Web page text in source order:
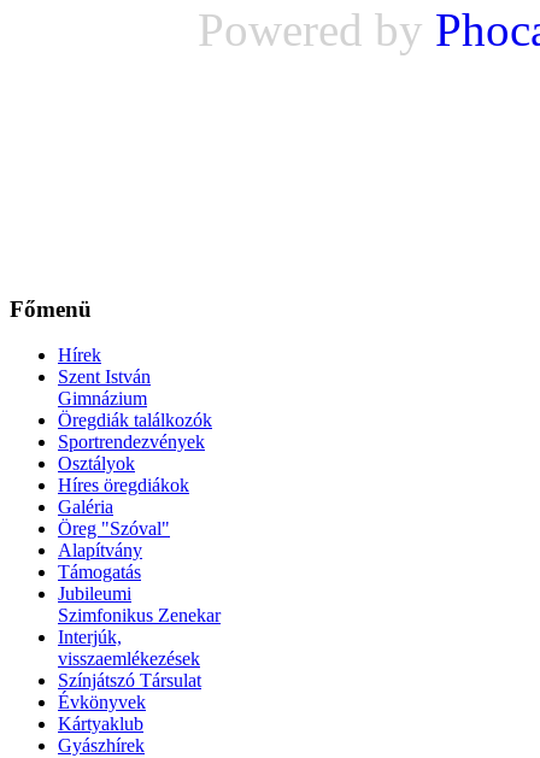
Powered by
Főmenü
Hírek
Szent István
Gimnázium
Öregdiák találkozók
Sportrendezvények
Osztályok
Híres öregdiákok
Galéria
Öreg "Szóval"
Alapítvány
Támogatás
Jubileumi
Szimfonikus Zenekar
Interjúk,
visszaemlékezések
Színjátszó Társulat
Évkönyvek
Kártyaklub
Gyászhírek